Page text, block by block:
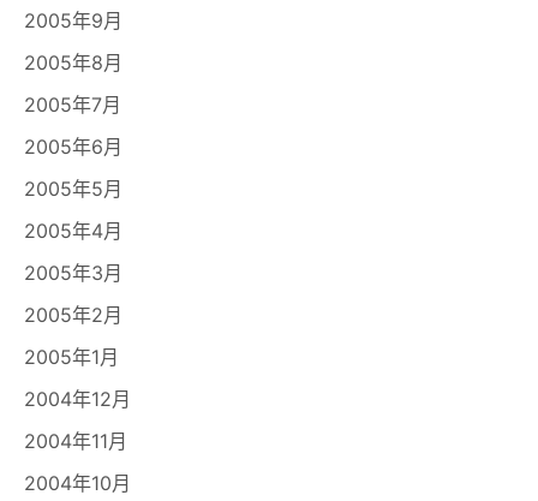
2005年9月
2005年8月
2005年7月
2005年6月
2005年5月
2005年4月
2005年3月
2005年2月
2005年1月
2004年12月
2004年11月
2004年10月